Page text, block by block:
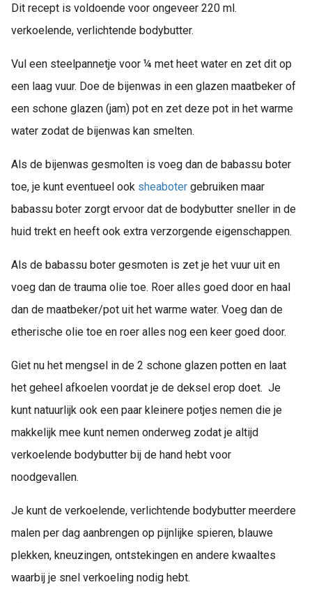
Dit recept is voldoende voor ongeveer 220 ml.
verkoelende, verlichtende bodybutter.
Vul een steelpannetje voor ¼ met heet water en zet dit op
een laag vuur. Doe de bijenwas in een glazen maatbeker of
een schone glazen (jam) pot en zet deze pot in het warme
water zodat de bijenwas kan smelten.
Als de bijenwas gesmolten is voeg dan de babassu boter
toe, je kunt eventueel ook sheaboter gebruiken maar
babassu boter zorgt ervoor dat de bodybutter sneller in de
huid trekt en heeft ook extra verzorgende eigenschappen.
Als de babassu boter gesmoten is zet je het vuur uit en
voeg dan de trauma olie toe. Roer alles goed door en haal
dan de maatbeker/pot uit het warme water. Voeg dan de
etherische olie toe en roer alles nog een keer goed door.
Giet nu het mengsel in de 2 schone glazen potten en laat
het geheel afkoelen voordat je de deksel erop doet. Je
kunt natuurlijk ook een paar kleinere potjes nemen die je
makkelijk mee kunt nemen onderweg zodat je altijd
verkoelende bodybutter bij de hand hebt voor
noodgevallen.
Je kunt de verkoelende, verlichtende bodybutter meerdere
malen per dag aanbrengen op pijnlijke spieren, blauwe
plekken, kneuzingen, ontstekingen en andere kwaaltes
waarbij je snel verkoeling nodig hebt.